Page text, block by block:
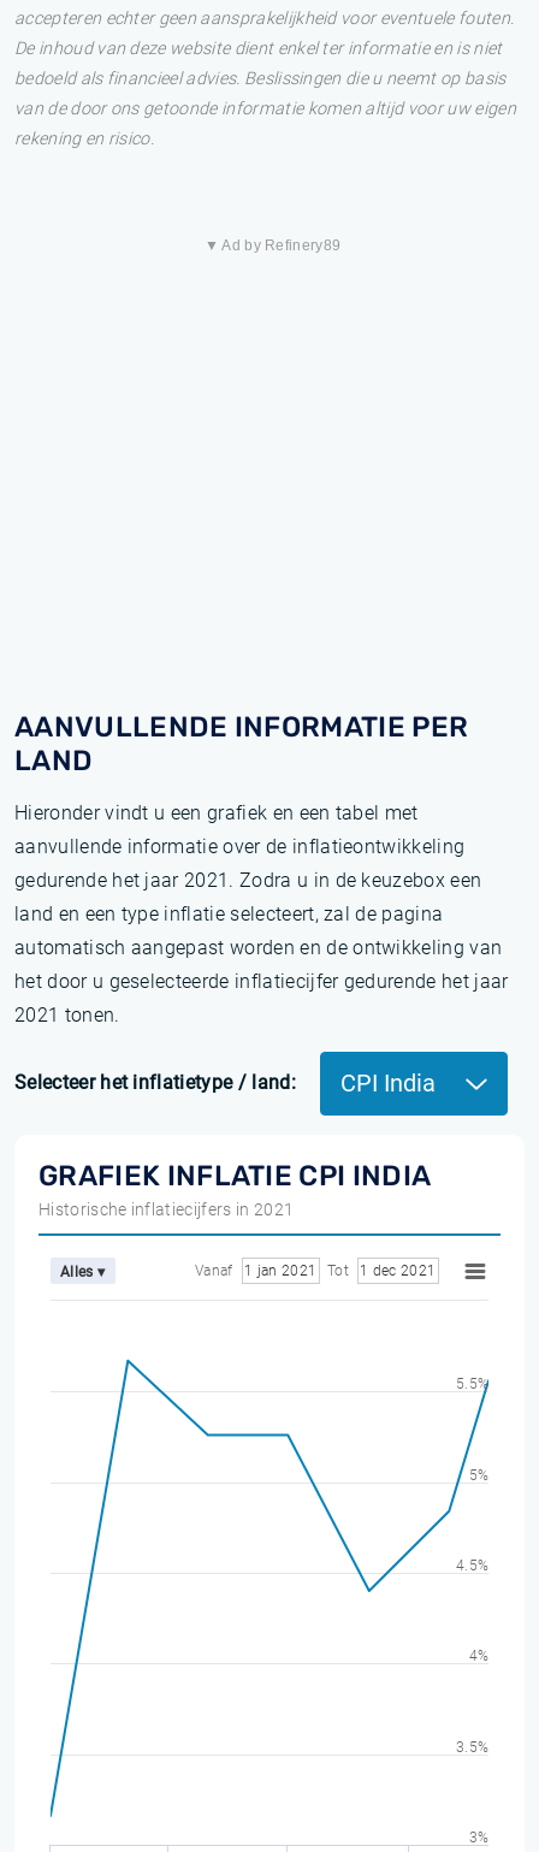
accepteren echter geen aansprakelijkheid voor eventuele fouten.
De inhoud van deze website dient enkel ter informatie en is niet
bedoeld als financieel advies. Beslissingen die u neemt op basis
van de door ons getoonde informatie komen altijd voor uw eigen
rekening en risico.
▼ Ad by Refinery89
AANVULLENDE INFORMATIE PER
LAND
Hieronder vindt u een grafiek en een tabel met
aanvullende informatie over de inflatieontwikkeling
gedurende het jaar 2021. Zodra u in de keuzebox een
land en een type inflatie selecteert, zal de pagina
automatisch aangepast worden en de ontwikkeling van
het door u geselecteerde inflatiecijfer gedurende het jaar
2021 tonen.
Selecteer het inflatietype / land: CPI India
GRAFIEK INFLATIE CPI INDIA
Historische inflatiecijfers in 2021
Alles ▾ Vanaf 1 jan 2021 Tot 1 dec 2021
3%
3.5%
4%
4.5%
5%
5.5%